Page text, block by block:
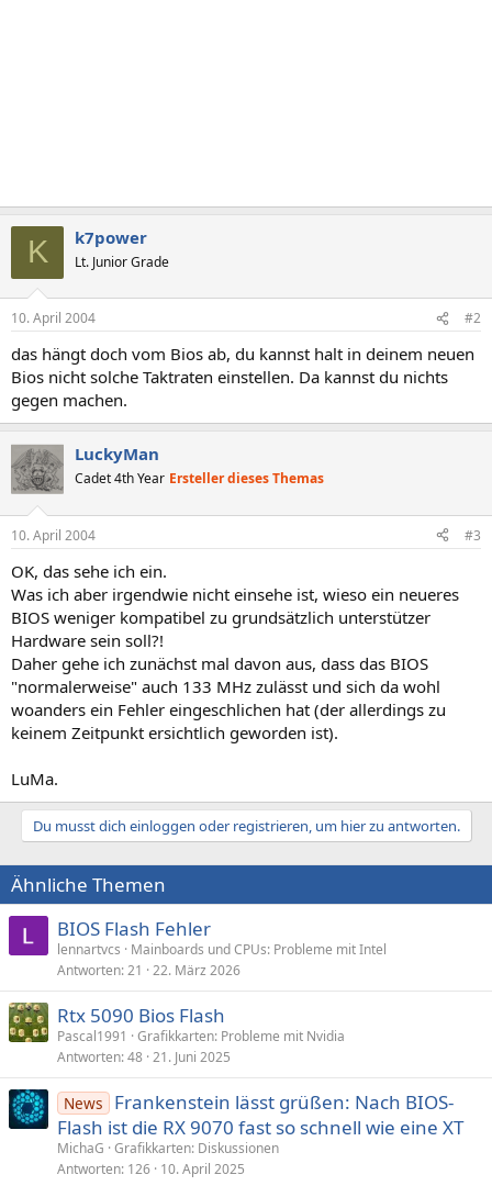
K k7power
Lt. Junior Grade
10. April 2004 #2
das hängt doch vom Bios ab, du kannst halt in deinem neuen
Bios nicht solche Taktraten einstellen. Da kannst du nichts
gegen machen.
LuckyMan
Cadet 4th Year Ersteller dieses Themas
10. April 2004 #3
OK, das sehe ich ein.
Was ich aber irgendwie nicht einsehe ist, wieso ein neueres
BIOS weniger kompatibel zu grundsätzlich unterstützer
Hardware sein soll?!
Daher gehe ich zunächst mal davon aus, dass das BIOS
"normalerweise" auch 133 MHz zulässt und sich da wohl
woanders ein Fehler eingeschlichen hat (der allerdings zu
keinem Zeitpunkt ersichtlich geworden ist).
LuMa.
Du musst dich einloggen oder registrieren, um hier zu antworten.
Ähnliche Themen
BIOS Flash Fehler
lennartvcs
Mainboards und CPUs: Probleme mit Intel
Antworten 21 22. März 2026
Rtx 5090 Bios Flash
Pascal1991
Grafikkarten: Probleme mit Nvidia
Antworten 48 21. Juni 2025
News
Frankenstein lässt grüßen: Nach BIOS-
Flash ist die RX 9070 fast so schnell wie eine XT
MichaG Grafikkarten: Diskussionen
Antworten 126 10. April 2025